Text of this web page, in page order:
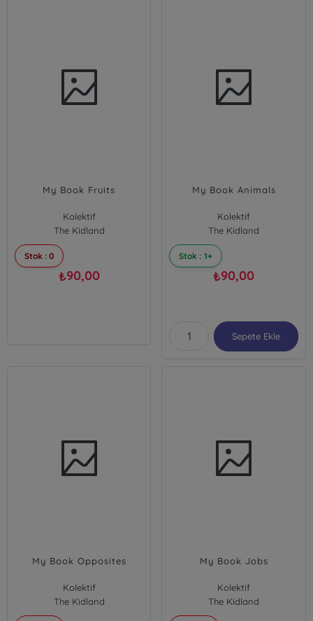
My Book Fruits
Kolektif
The Kidland
Stok : 0
₺90,00
My Book Animals
Kolektif
The Kidland
Stok : 1+
₺90,00
Sepete Ekle
My Book Opposites
Kolektif
The Kidland
My Book Jobs
Kolektif
The Kidland